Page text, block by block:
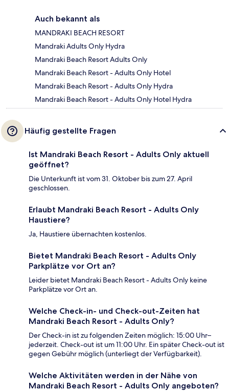
Auch bekannt als
MANDRAKI BEACH RESORT
Mandraki Adults Only Hydra
Mandraki Beach Resort Adults Only
Mandraki Beach Resort - Adults Only Hotel
Mandraki Beach Resort - Adults Only Hydra
Mandraki Beach Resort - Adults Only Hotel Hydra
Häufig gestellte Fragen
Ist Mandraki Beach Resort - Adults Only aktuell
geöffnet?
Die Unterkunft ist vom 31. Oktober bis zum 27. April
geschlossen.
Erlaubt Mandraki Beach Resort - Adults Only
Haustiere?
Ja, Haustiere übernachten kostenlos.
Bietet Mandraki Beach Resort - Adults Only
Parkplätze vor Ort an?
Leider bietet Mandraki Beach Resort - Adults Only keine
Parkplätze vor Ort an.
Welche Check-in- und Check-out-Zeiten hat
Mandraki Beach Resort - Adults Only?
Der Check-in ist zu folgenden Zeiten möglich: 15:00 Uhr–
jederzeit. Check-out ist um 11:00 Uhr. Ein später Check-out ist
gegen Gebühr möglich (unterliegt der Verfügbarkeit).
Welche Aktivitäten werden in der Nähe von
Mandraki Beach Resort - Adults Only angeboten?